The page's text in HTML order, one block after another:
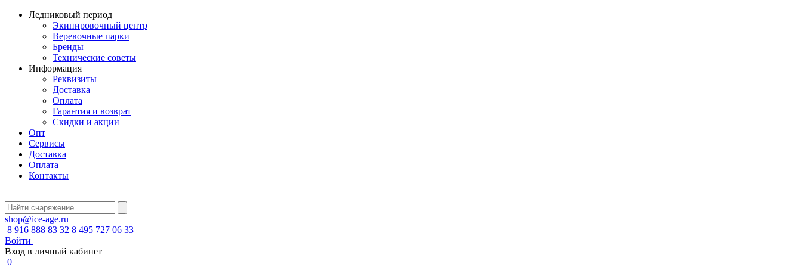
Ледниковый период
Экипировочный центр
Веревочные парки
Бренды
Технические советы
Информация
Реквизиты
Доставка
Оплата
Гарантия и возврат
Скидки и акции
Опт
Сервисы
Доставка
Оплата
Контакты
shop@ice-age.ru
8 916 888 83 32 8 495 727 06 33
Войти
Вход в личный кабинет
0